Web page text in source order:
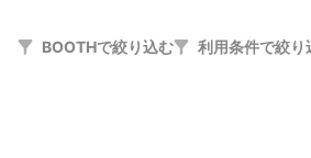
BOOTHで絞り込む 利用条件で絞り